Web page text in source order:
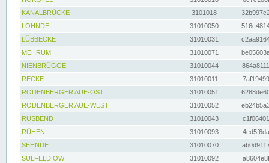
KANALBRÜCKE
3101018
LOHNDE
31010050
LÜBBECKE
31010031
MEHRUM
31010071
NIENBRÜGGE
31010044
RECKE
31010011
RODENBERGER AUE-OST
31010051
RODENBERGER AUE-WEST
31010052
RUSBEND
31010043
RÜHEN
31010093
SEHNDE
31010070
SÜLFELD OW
31010092